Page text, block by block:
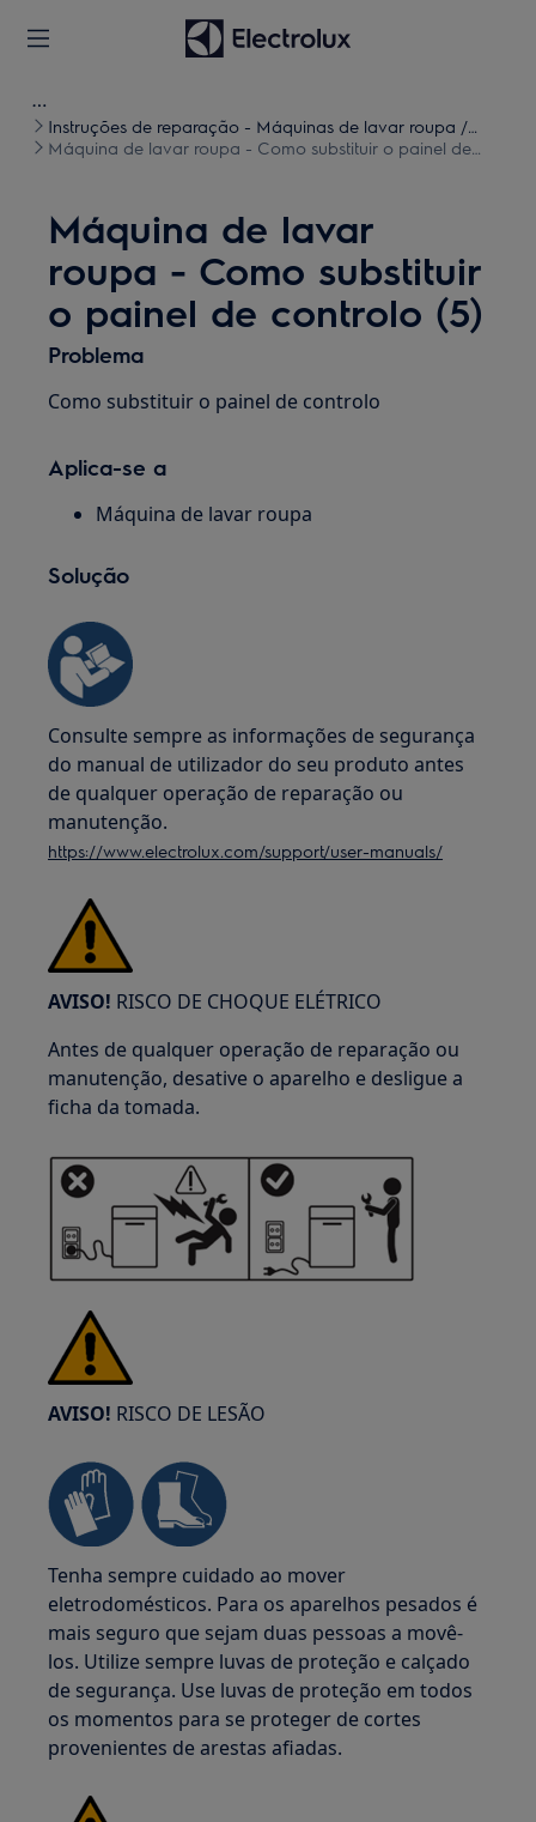
Instruções de reparação - Máquinas de lavar roupa /
Máquinas de lavar e secar roupa
Máquina de lavar roupa - Como substituir o painel de
Máquina de lavar
roupa - Como substituir
o painel de controlo (5)
Problema
Como substituir o painel de controlo
Aplica-se a
Máquina de lavar roupa
Solução
Consulte sempre as informações de segurança
do manual de utilizador do seu produto antes
de qualquer operação de reparação ou
manutenção.
https://www.electrolux.com/support/user-manuals/
AVISO! RISCO DE CHOQUE ELÉTRICO
Antes de qualquer operação de reparação ou
manutenção, desative o aparelho e desligue a
ficha da tomada.
AVISO! RISCO DE LESÃO
Tenha sempre cuidado ao mover
eletrodomésticos. Para os aparelhos pesados é
mais seguro que sejam duas pessoas a movê-
los. Utilize sempre luvas de proteção e calçado
de segurança. Use luvas de proteção em todos
os momentos para se proteger de cortes
provenientes de arestas afiadas.